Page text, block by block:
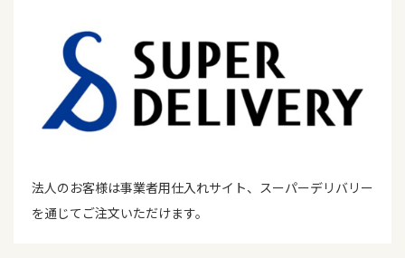
法人のお客様は事業者用仕入れサイト、スーパーデリバリー
を通じてご注文いただけます。